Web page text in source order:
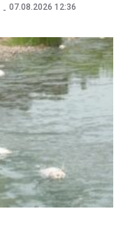
07.08.2026 12:36